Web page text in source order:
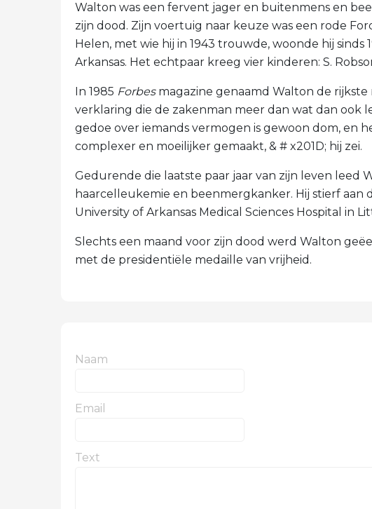
Walton was een fervent jager en buitenmens en
zijn dood. Zijn voertuig naar keuze was een rode
Helen, met wie hij in 1943 trouwde, woonde hij
Arkansas. Het echtpaar kreeg vier kinderen: S.
In 1985 Forbesmagazine genaamd Walton de rijkste
verklaring die de zakenman meer dan wat dan ook
gedoe over iemands vermogen is gewoon dom, en
complexer en moeilijker gemaakt, & # x201D; hij zei.
Gedurende die laatste paar jaar van zijn leven leed
haarcelleukemie en beenmergkanker. Hij stierf aan
University of Arkansas Medical Sciences Hospital in
Slechts een maand voor zijn dood werd Walton
met de presidentiële medaille van vrijheid.
Naam
Email
Text